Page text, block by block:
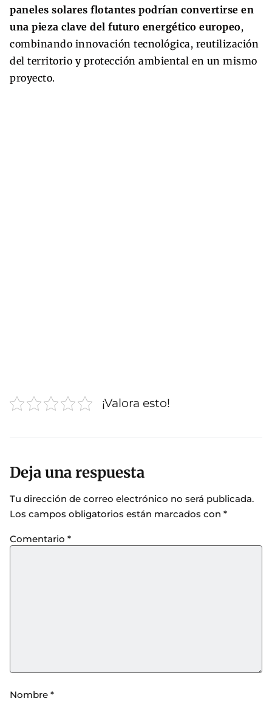
paneles solares flotantes podrían convertirse en
una pieza clave del futuro energético europeo,
combinando innovación tecnológica, reutilización
del territorio y protección ambiental en un mismo
proyecto.
¡Valora esto!
Deja una respuesta
Tu dirección de correo electrónico no será publicada.
Los campos obligatorios están marcados con *
Comentario *
Nombre *